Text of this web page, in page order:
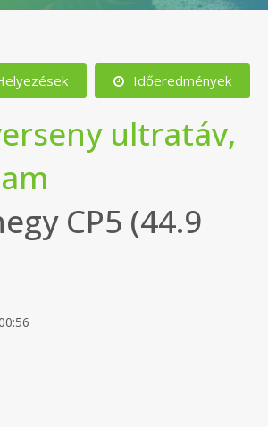
Időeredmények
ultratáv,
CP5 (44.9